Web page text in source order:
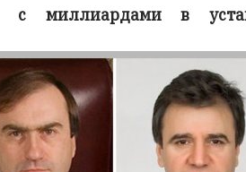
с миллиардами в